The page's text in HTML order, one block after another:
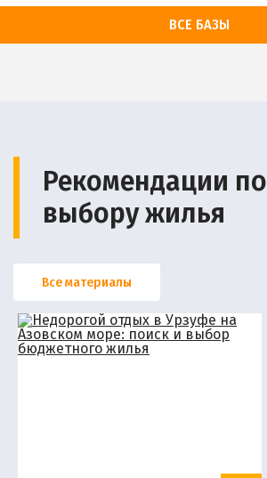
ВСЕ БАЗЫ
Рекомендации по
выбору жилья
Все материалы